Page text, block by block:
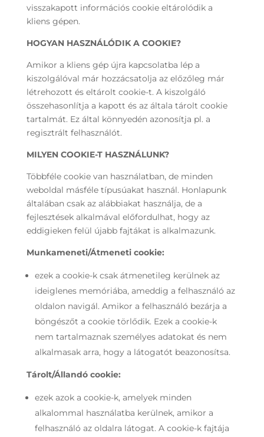
visszakapott információs cookie eltárolódik a
kliens gépen.
HOGYAN HASZNÁLÓDIK A COOKIE?
Amikor a kliens gép újra kapcsolatba lép a
kiszolgálóval már hozzácsatolja az előzőleg már
létrehozott és eltárolt cookie-t. A kiszolgáló
összehasonlítja a kapott és az általa tárolt cookie
tartalmát. Ez által könnyedén azonosítja pl. a
regisztrált felhasználót.
MILYEN COOKIE-T HASZNÁLUNK?
Többféle cookie van használatban, de minden
weboldal másféle típusúakat használ. Honlapunk
általában csak az alábbiakat használja, de a
fejlesztések alkalmával előfordulhat, hogy az
eddigieken felül újabb fajtákat is alkalmazunk.
Munkameneti/Átmeneti cookie:
ezek a cookie-k csak átmenetileg kerülnek az
ideiglenes memóriába, ameddig a felhasználó az
oldalon navigál. Amikor a felhasználó bezárja a
böngészőt a cookie törlődik. Ezek a cookie-k
nem tartalmaznak személyes adatokat és nem
alkalmasak arra, hogy a látogatót beazonosítsa.
Tárolt/Állandó cookie:
ezek azok a cookie-k, amelyek minden
alkalommal használatba kerülnek, amikor a
felhasználó az oldalra látogat. A cookie-k fajtája